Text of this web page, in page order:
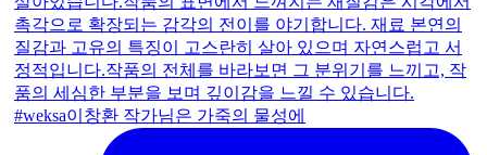
#weksa이창환 작가님은 가죽의 물성에